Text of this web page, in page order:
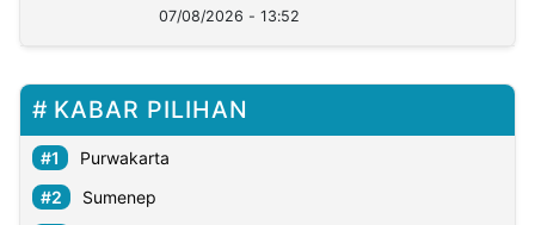
07/08/2026 - 13:52
KABAR PILIHAN
Purwakarta
Sumenep